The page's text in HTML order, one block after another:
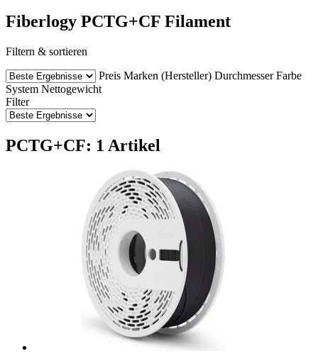
Fiberlogy PCTG+CF Filament
Filtern & sortieren
Preis Marken (Hersteller) Durchmesser Farbe
System Nettogewicht
Filter
PCTG+CF: 1 Artikel